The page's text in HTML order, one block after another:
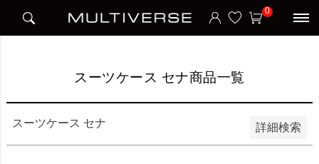
0
スーツケース セナ商品一覧
スーツケース セナ 詳細検索
並び順
新着順